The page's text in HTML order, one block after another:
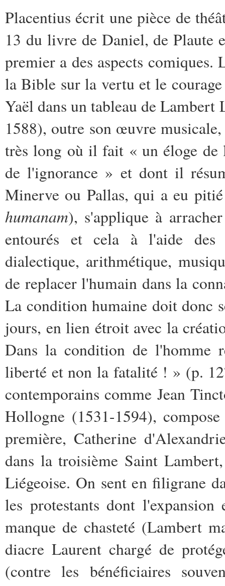
Placentius écrit une pièce de
13 du livre de Daniel, de Plaute
premier a des aspects comiques.
la Bible sur la vertu et le
Yaël dans un tableau de
1588), outre son œuvre
très long où il fait « un éloge de
de l'ignorance » et dont il
Minerve ou Pallas, qui a eu
humanam), s'applique à
entourés et cela à l'aide des
dialectique, arithmétique,
de replacer l'humain dans la
La condition humaine doit donc
jours, en lien étroit avec la
Dans la condition de l'homme
liberté et non la fatalité ! » (p.
contemporains comme Jean
Hollogne (1531-1594),
première, Catherine
dans la troisième Saint
Liégeoise. On sent en filigrane
les protestants dont
manque de chasteté (Lambert
diacre Laurent chargé de
(contre les bénéficiaires